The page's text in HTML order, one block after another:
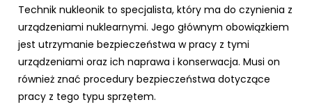
Technik nukleonik to specjalista, który ma do czynienia z
urządzeniami nuklearnymi. Jego głównym obowiązkiem
jest utrzymanie bezpieczeństwa w pracy z tymi
urządzeniami oraz ich naprawa i konserwacja. Musi on
również znać procedury bezpieczeństwa dotyczące
pracy z tego typu sprzętem.